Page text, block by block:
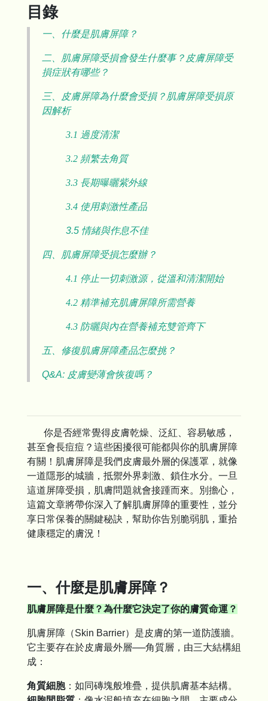
目錄
一、什麼是肌膚屏障？
二、肌膚屏障受損會發生什麼事？皮膚屏障受
損症狀有哪些？
三、皮膚屏障為什麼會受損？肌膚屏障受損原
因解析
3.1 過度清潔
3.2 頻繁去角質
3.3 長期曝曬紫外線
3.4 使用刺激性產品
3.5 情緒與作息不佳
四、肌膚屏障受損怎麼辦？
4.1 停止一切刺激源，從溫和清潔開始
4.2 精準補充肌膚屏障所需營養
4.3 防曬與內在營養補充雙管齊下
五、修復肌膚屏障產品怎麼挑？
Q&A: 皮膚變薄會恢復嗎？
你是否經常覺得皮膚乾燥、泛紅、容易敏感，
甚至會長痘痘？這些困擾很可能都與你的肌膚屏障
有關！肌膚屏障是我們皮膚最外層的保護罩，就像
一道隱形的城牆，抵禦外界刺激、鎖住水分。一旦
這道屏障受損，肌膚問題就會接踵而來。別擔心，
這篇文章將帶你深入了解肌膚屏障的重要性，並分
享日常保養的關鍵秘訣，幫助你告別脆弱肌，重拾
健康穩定的膚況！
一、什麼是肌膚屏障？
肌膚屏障是什麼？為什麼它決定了你的膚質命運？
肌膚屏障（Skin Barrier）是皮膚的第一道防護牆。
它主要存在於皮膚最外層──角質層，由三大結構組
成：
角質細胞：如同磚塊般堆疊，提供肌膚基本結構。